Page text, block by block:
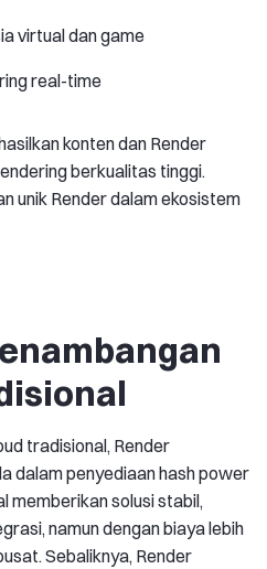
virtual dan game
real-time
konten dan Render
berkualitas tinggi.
unik Render dalam ekosistem
tradisional, Render
dalam penyediaan hash power
memberikan solusi stabil,
namun dengan biaya lebih
Sebaliknya, Render